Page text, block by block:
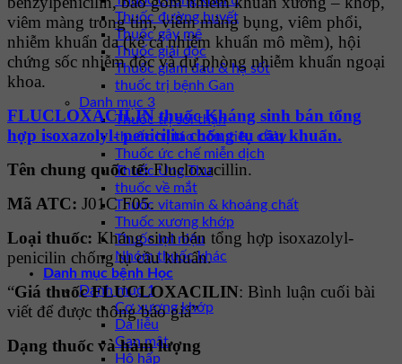
Thuốc đường huyết
Thuốc gây mê
Thuốc giải độc
Thuốc giảm đau & hạ sốt
thuốc trị bệnh Gan
Danh mục 3
Thuốc trị sỏi thận
thuốc trị táo bón, tiêu chảy
Thuốc ức chế miễn dịch
Thuốc Ung Thư
thuốc về mắt
Thuốc vitamin & khoáng chất
Thuốc xương khớp
Thuốc lợi niệu
Nhóm thuốc khác
Danh mục bệnh Học
Danh mục 1
Cơ xương khớp
Da liễu
Gan mật
Hô hấp
viêm màng trong tim, viêm màng bụng, viêm phổi,
nhiễm khuẩn da (kể cả nhiễm khuẩn mô mềm), hội
chứng sốc nhiễm độc và dự phòng nhiễm khuẩn ngoại
khoa.
FLUCLOXACILIN thuốc Kháng sinh bán tổng
hợp isoxazolyl- penicilin chống tụ cầu khuẩn.
Tên chung quốc tế:Flucloxacillin.
Mã ATC: J01C F05.
Loại thuốc: Kháng sinh bán tổng hợp isoxazolyl-
penicilin chống tụ cầu khuẩn.
“Giá thuốc FLUCLOXACILIN: Bình luận cuối bài
viết để được thông báo giá”
Dạng thuốc và hàm lượng